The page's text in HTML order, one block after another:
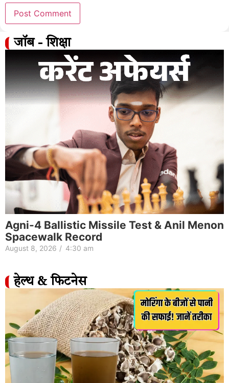
जॉब - शिक्षा
Agni-4 Ballistic Missile Test & Anil Menon
Spacewalk Record
August 8, 2026 / 4:30 am
हेल्थ & फिटनेस